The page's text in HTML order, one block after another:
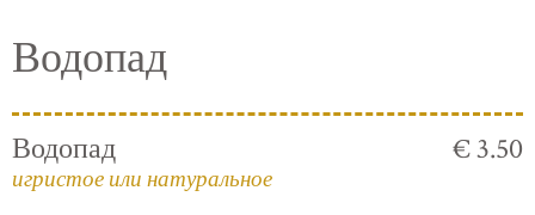
Водопад
Водопад
игристое или натуральное
€ 3.50